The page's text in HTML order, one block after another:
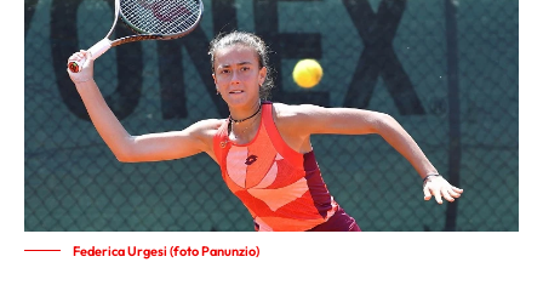
Federica Urgesi (foto Panunzio)